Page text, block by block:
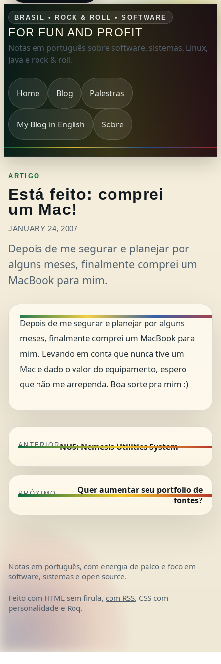
BRASIL • ROCK & ROLL • SOFTWARE
FOR FUN AND PROFIT
Notas em português sobre software, sistemas, Linux,
Java e rock & roll.
Home Blog Palestras
My Blog in English Sobre
ARTIGO
Está feito: comprei
um Mac!
JANUARY 24, 2007
Depois de me segurar e planejar por
alguns meses, finalmente comprei um
MacBook para mim.
Depois de me segurar e planejar por alguns
meses, finalmente comprei um MacBook para
mim. Levando em conta que nunca tive um
Mac e dado o valor do equipamento, espero
que não me arrependa. Boa sorte pra mim :)
ANTERIORNUS: Nemesis Utilities System
PRÓXIMO
Quer aumentar seu portfolio de
fontes?
Notas em português, com energia de palco e foco em
software, sistemas e open source.
Feito com HTML sem firula, com RSS, CSS com
personalidade e Roq.